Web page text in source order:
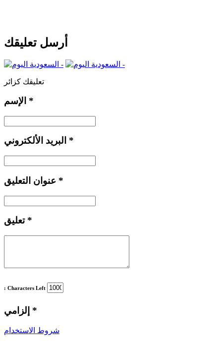
أرسل تعليقك
تعليقك كزائر
*
*
*
تعليق *
: Characters Left
*
شروط الاستخدام